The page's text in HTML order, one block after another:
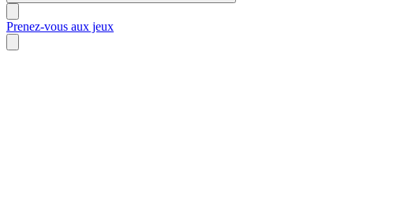
Prenez-vous aux jeux